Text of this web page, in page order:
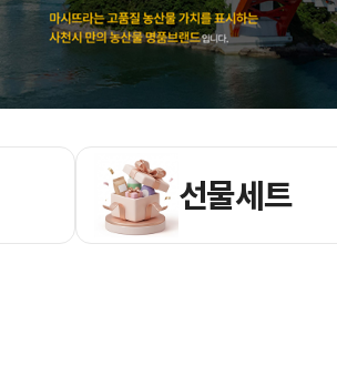
선물세트